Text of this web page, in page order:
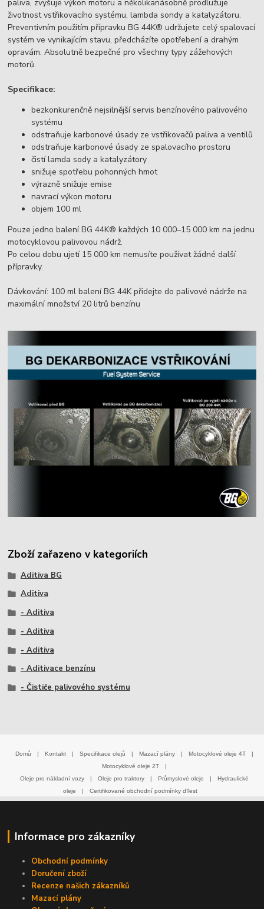
paliva, zvyšuje výkon motoru a několikanásobně prodlužuje
životnost vstřikovacího systému, lambda sondy a katalyzátoru.
Preventivním použitím přípravku BG 44K® udržujete celý spalovací
systém ve vynikajícím stavu, předcházíte opotřebení a drahým
opravám. Absolutně bezpečné pro všechny typy zážehových
motorů.
Specifikace:
bezkonkurenčně nejsilnější servis benzínového palivového
systému
odstraňuje karbonové úsady ze vstřikovačů paliva a ventilů
odstraňuje karbonové úsady ze spalovacího prostoru
čistí lamda sody a katalyzátory
snižuje spotřebu pohonných hmot
výrazně snižuje emise
navrací výkon motoru
objem 100 ml
Pouze jedno balení BG 44K® každých 10 000–15 000 km na jednu
motocyklovou palivovou nádrž.
Po celou dobu ujetí 15 000 km nemusíte používat žádné další
přípravky.
Dávkování: 100 ml balení BG 44K přidejte do palivové nádrže na
maximální množství 20 litrů benzínu
Zboží zařazeno v kategoriích
Aditiva BG
Aditiva
- Aditiva
- Aditiva
- Aditiva
- Aditivace benzínu
- Čističe palivového systému
Domů | Kontakt | Specifikace olejů | Mazací plány | Motocyklové oleje 4T
|
Motocyklové oleje 2T
|
Oleje pro nákladní vozy
| Oleje pro traktory | Průmyslové oleje |
Hydraulické
oleje
| Certifikované obchodní podmínky dTest
Informace pro zákazníky
Obchodní podmínky
Doručení zboží
Recenze našich zákazníků
Mazací plány